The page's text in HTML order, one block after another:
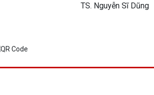
TS. Nguyễn Sĩ Dũng